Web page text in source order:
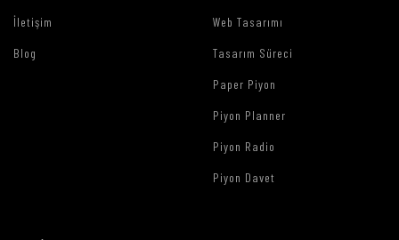
İletişim
Blog
Web Tasarımı
Tasarım Süreci
Paper Piyon
Piyon Planner
Piyon Radio
Piyon Davet